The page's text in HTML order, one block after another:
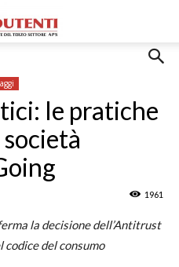
le pratiche
1961
la decisione dell’Antitrust
del consumo